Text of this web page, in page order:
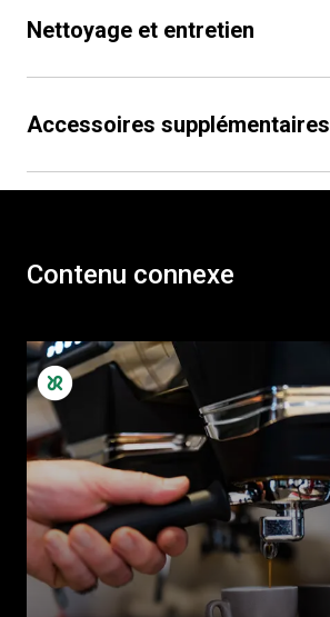
Nettoyage et entretien
Accessoires supplémentaires
Contenu connexe